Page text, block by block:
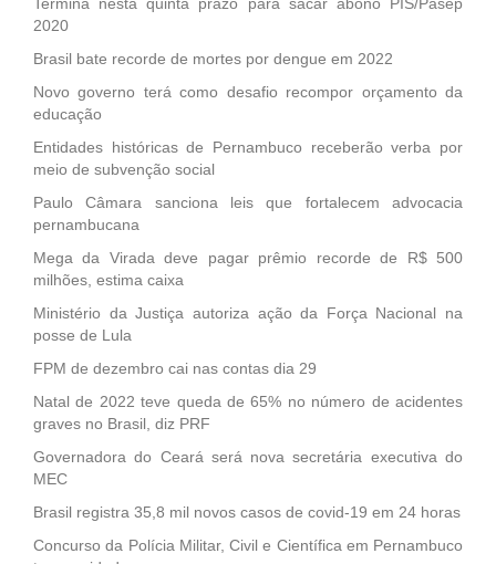
2020
Brasil bate recorde de mortes por dengue em 2022
Novo governo terá como desafio recompor orçamento da
educação
Entidades históricas de Pernambuco receberão verba por
meio de subvenção social
Paulo Câmara sanciona leis que fortalecem advocacia
pernambucana
Mega da Virada deve pagar prêmio recorde de R$ 500
milhões, estima caixa
Ministério da Justiça autoriza ação da Força Nacional na
posse de Lula
FPM de dezembro cai nas contas dia 29
Natal de 2022 teve queda de 65% no número de acidentes
graves no Brasil, diz PRF
Governadora do Ceará será nova secretária executiva do
MEC
Brasil registra 35,8 mil novos casos de covid-19 em 24 horas
Concurso da Polícia Militar, Civil e Científica em Pernambuco